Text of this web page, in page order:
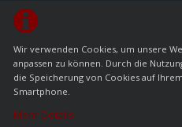
Wir verwenden Cookies, um unsere
anpassen zu können. Durch die
die Speicherung von Cookies auf
Smartphone.
Mehr Details